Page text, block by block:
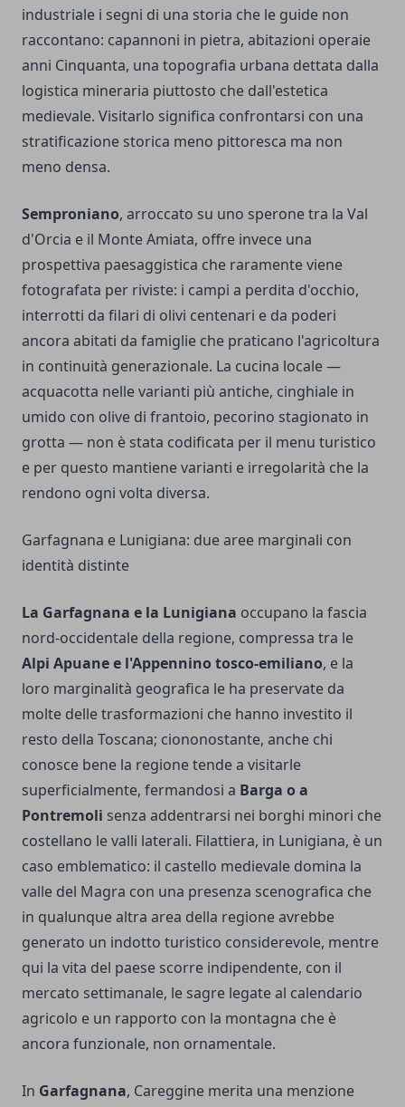
industriale i segni di una storia che le guide non
raccontano: capannoni in pietra, abitazioni operaie
anni Cinquanta, una topografia urbana dettata dalla
logistica mineraria piuttosto che dall'estetica
medievale. Visitarlo significa confrontarsi con una
stratificazione storica meno pittoresca ma non
meno densa.
Semproniano, arroccato su uno sperone tra la Val
d'Orcia e il Monte Amiata, offre invece una
prospettiva paesaggistica che raramente viene
fotografata per riviste: i campi a perdita d'occhio,
interrotti da filari di olivi centenari e da poderi
ancora abitati da famiglie che praticano l'agricoltura
in continuità generazionale. La cucina locale —
acquacotta nelle varianti più antiche, cinghiale in
umido con olive di frantoio, pecorino stagionato in
grotta — non è stata codificata per il menu turistico
e per questo mantiene varianti e irregolarità che la
rendono ogni volta diversa.
Garfagnana e Lunigiana: due aree marginali con
identità distinte
La Garfagnana e la Lunigiana occupano la fascia
nord-occidentale della regione, compressa tra le
Alpi Apuane e l'Appennino tosco-emiliano, e la
loro marginalità geografica le ha preservate da
molte delle trasformazioni che hanno investito il
resto della Toscana; ciononostante, anche chi
conosce bene la regione tende a visitarle
superficialmente, fermandosi a Barga o a
Pontremoli senza addentrarsi nei borghi minori che
costellano le valli laterali. Filattiera, in Lunigiana, è un
caso emblematico: il castello medievale domina la
valle del Magra con una presenza scenografica che
in qualunque altra area della regione avrebbe
generato un indotto turistico considerevole, mentre
qui la vita del paese scorre indipendente, con il
mercato settimanale, le sagre legate al calendario
agricolo e un rapporto con la montagna che è
ancora funzionale, non ornamentale.
In Garfagnana, Careggine merita una menzione